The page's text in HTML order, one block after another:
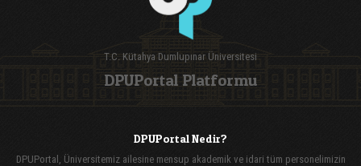
T.C. Kütahya Dumlupınar Üniversitesi
DPUPortal Platformu
DPUPortal Nedir?
DPUPortal, Üniversitemiz ailesine mensup akademik ve idari tüm personelimizin